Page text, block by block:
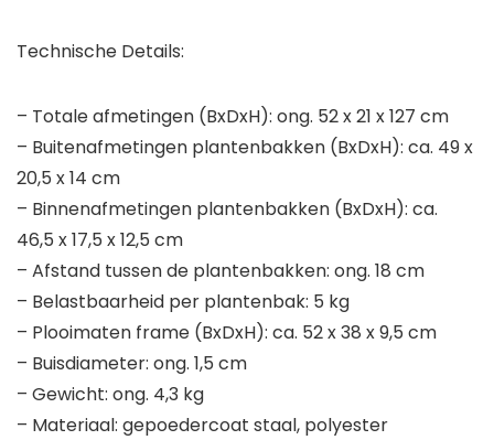
Technische Details:
– Totale afmetingen (BxDxH): ong. 52 x 21 x 127 cm
– Buitenafmetingen plantenbakken (BxDxH): ca. 49 x
20,5 x 14 cm
– Binnenafmetingen plantenbakken (BxDxH): ca.
46,5 x 17,5 x 12,5 cm
– Afstand tussen de plantenbakken: ong. 18 cm
– Belastbaarheid per plantenbak: 5 kg
– Plooimaten frame (BxDxH): ca. 52 x 38 x 9,5 cm
– Buisdiameter: ong. 1,5 cm
– Gewicht: ong. 4,3 kg
– Materiaal: gepoedercoat staal, polyester